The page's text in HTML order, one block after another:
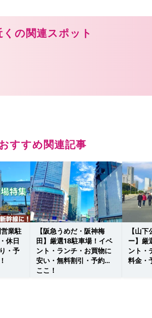
くの関連スポット
すすめ関連記事
営業駐
休日
・予
【阪急うめだ・阪神梅
田】厳選18駐車場！イベ
ント・ランチ・お買物に
安い・無料割引・予約は
ここ！
【山
ー】厳
ント・
料金・